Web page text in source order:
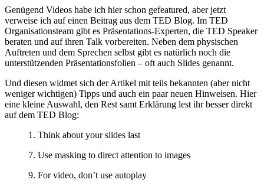
Genügend Videos habe ich hier schon gefeatured, aber jetzt
verweise ich auf einen Beitrag aus dem TED Blog. Im TED
Organisationsteam gibt es Präsentations-Experten, die TED Speaker
beraten und auf ihren Talk vorbereiten. Neben dem physischen
Auftreten und dem Sprechen selbst gibt es natürlich noch die
unterstützenden Präsentationsfolien – oft auch Slides genannt.
Und diesen widmet sich der Artikel mit teils bekannten (aber nicht
weniger wichtigen) Tipps und auch ein paar neuen Hinweisen. Hier
eine kleine Auswahl, den Rest samt Erklärung lest ihr besser direkt
auf dem TED Blog:
1. Think about your slides last
7. Use masking to direct attention to images
9. For video, don’t use autoplay